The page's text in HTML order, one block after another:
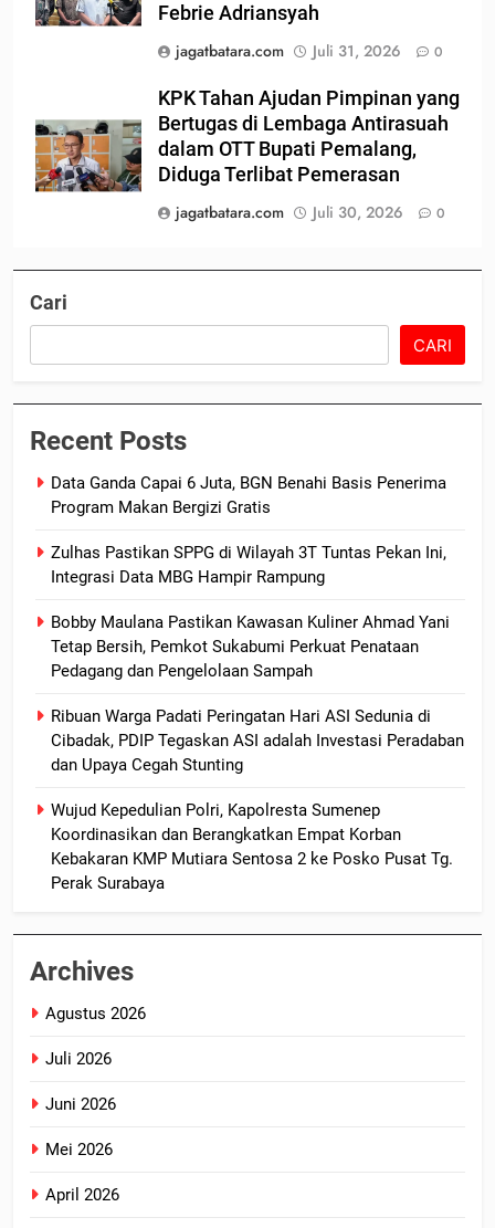
Febrie Adriansyah
jagatbatara.com
Juli 31, 2026 0
KPK Tahan Ajudan Pimpinan yang
Bertugas di Lembaga Antirasuah
dalam OTT Bupati Pemalang,
Diduga Terlibat Pemerasan
jagatbatara.com
Juli 30, 2026 0
Cari
CARI
Recent Posts
Data Ganda Capai 6 Juta, BGN Benahi Basis Penerima
Program Makan Bergizi Gratis
Zulhas Pastikan SPPG di Wilayah 3T Tuntas Pekan Ini,
Integrasi Data MBG Hampir Rampung
Bobby Maulana Pastikan Kawasan Kuliner Ahmad Yani
Tetap Bersih, Pemkot Sukabumi Perkuat Penataan
Pedagang dan Pengelolaan Sampah
Ribuan Warga Padati Peringatan Hari ASI Sedunia di
Cibadak, PDIP Tegaskan ASI adalah Investasi Peradaban
dan Upaya Cegah Stunting
Wujud Kepedulian Polri, Kapolresta Sumenep
Koordinasikan dan Berangkatkan Empat Korban
Kebakaran KMP Mutiara Sentosa 2 ke Posko Pusat Tg.
Perak Surabaya
Archives
Agustus 2026
Juli 2026
Juni 2026
Mei 2026
April 2026